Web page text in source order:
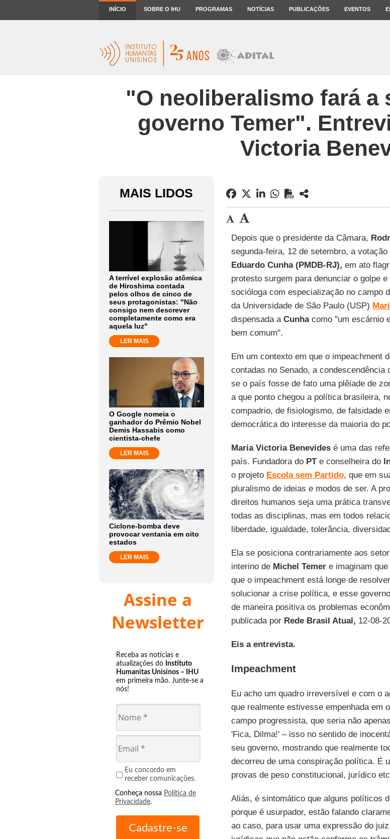
INÍCIO SOBRE O IHU PROGRAMAS NOTÍCIAS PUBLICAÇÕES EVENTOS
"O neoliberalismo fará a
governo Temer".
Victoria
MAIS LIDOS
A terrível explosão atômica
de Hiroshima contada
pelos olhos de cinco de
seus protagonistas: "Não
consigo nem descrever
completamente como era
aquela luz"
LER MAIS
O Google nomeia o
ganhador do Prêmio Nobel
Demis Hassabis como
cientista-chefe
LER MAIS
Ciclone-bomba deve
provocar ventania em oito
estados
LER MAIS
Assine a
Newsletter
Receba as notícias e
atualizações do Instituto
Humanitas Unisinos – IHU
em primeira mão. Junte-se a
nós!
Eu concordo em
receber comunicações.
Conheça nossa Política de
Privacidade.
Depois que o presidente da Câmara,
segunda-feira, 12 de setembro, a
Eduardo Cunha (PMDB-RJ), em ato
protesto surgem para denunciar o golpe
socióloga com especialização no campo
da Universidade de São Paulo (USP)
dispensada a Cunhacomo "um escárnio
bem comum".
Em um contexto em que o impeachment
contadas no Senado, a condescendência
se o país fosse de fato uma plêiade de
a que ponto chegou a política brasileira,
compadrio, de fisiologismo, de falsidade
democrática do interesse da maioria do
Maria Victoria Benevidesé uma das
país. Fundadora do PTe conselheira do
o projeto Escola sem Partido, que em
pluralismo de ideias e modos de ser. A
direitos humanos seja uma prática
todas as disciplinas, mas em todos
liberdade, igualdade, tolerância,
Ela se posiciona contrariamente aos
interino de Michel Temere imaginam
que o impeachment está longe de
solucionar a crise política, e esse
de maneira positiva os problemas
publicada por Rede Brasil Atual, 12-08-
Eis a entrevista.
Impeachment
Eu acho um quadro irreversível e com o
que realmente estivesse empenhada em
campo progressista, que seria não
'Fica, Dilma!' – isso no sentido de
seu governo, mostrando que realmente
decorreu de uma conspiração política. É
provas de peso constitucional, jurídico
Aliás, é sintomático que alguns políticos
porque é usurpador, estão falando
ao caso, para usar uma expressão do juiz